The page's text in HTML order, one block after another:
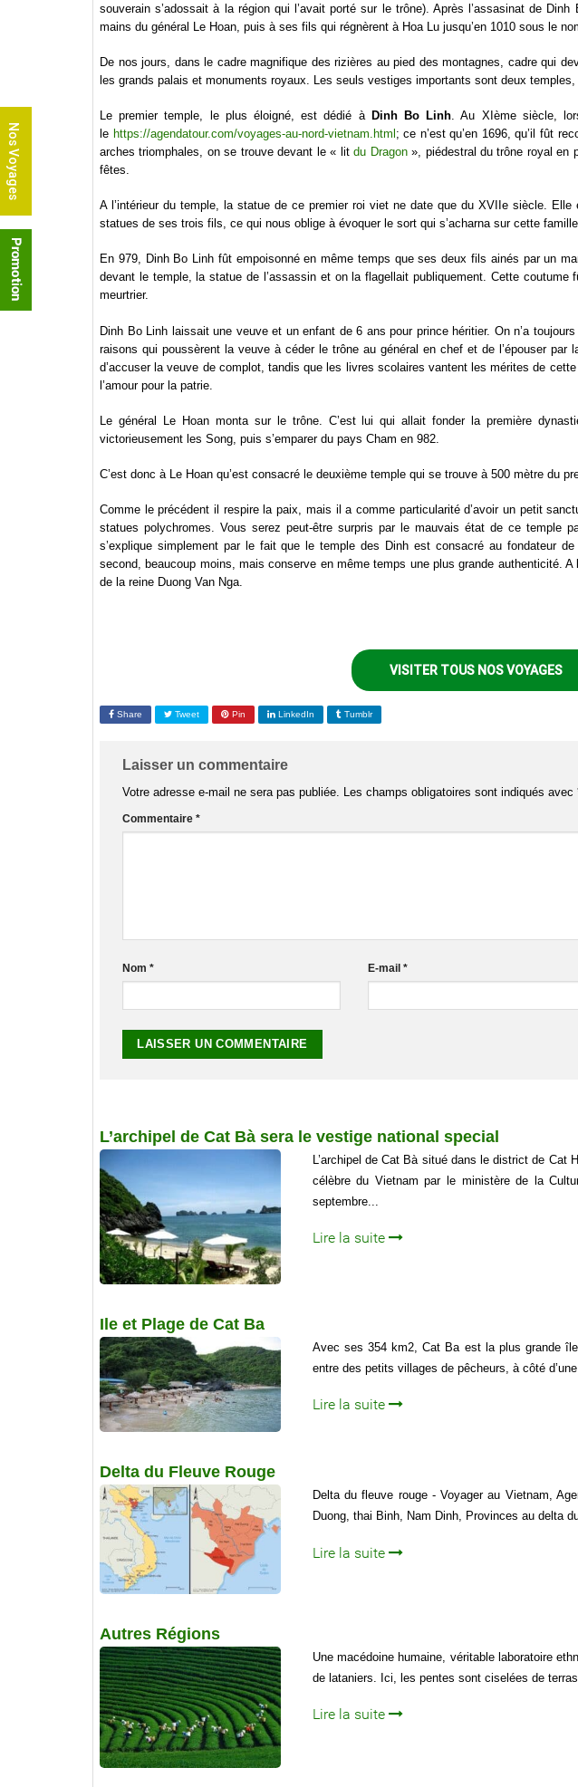
souverain s’adossait à la région qui l’avait porté sur le trône). Après l’assasinat de
mains du général Le Hoan, puis à ses fils qui régnèrent à Hoa Lu jusqu’en 1010 sous le
De nos jours, dans le cadre magnifique des rizières au pied des montagnes, cadre qui
les grands palais et monuments royaux. Les seuls vestiges importants sont deux temples,
Le premier temple, le plus éloigné, est dédié à Dinh Bo Linh . Au XIème siècle,
le https://agendatour.com/voyages-au-nord-vietnam.html ; ce n’est qu’en 1696, qu’il fût
arches triomphales, on se trouve devant le « litdu Dragon», piédestral du trône royal en
fêtes.
A l’intérieur du temple, la statue de ce premier roi viet ne date que du XVIIe siècle.
statues de ses trois fils, ce qui nous oblige à évoquer le sort qui s’acharna sur cette
En 979, Dinh Bo Linh fût empoisonné en même temps que ses deux fils ainés par un
devant le temple, la statue de l’assassin et on la flagellait publiquement. Cette
meurtrier.
Dinh Bo Linh laissait une veuve et un enfant de 6 ans pour prince héritier. On n’a
raisons qui poussèrent la veuve à céder le trône au général en chef et de l’épouser
d’accuser la veuve de complot, tandis que les livres scolaires vantent les mérites de
l’amour pour la patrie.
Le général Le Hoan monta sur le trône. C’est lui qui allait fonder la première
victorieusement les Song, puis s’emparer du pays Cham en 982.
C’est donc à Le Hoan qu’est consacré le deuxième temple qui se trouve à 500 mètre du
Comme le précédent il respire la paix, mais il a comme particularité d’avoir un petit
statues polychromes. Vous serez peut-être surpris par le mauvais état de ce temple
s’explique simplement par le fait que le temple des Dinh est consacré au fondateur
second, beaucoup moins, mais conserve en même temps une plus grande authenticité.
de la reine Duong Van Nga.
VISITER TOUS NOS VOYAGES
Share Tweet Pin LinkedIn Tumblr
Laisser un commentaire
Votre adresse e-mail ne sera pas publiée. Les champs obligatoires sont indiqués avec
Commentaire *
Nom * E-mail *
L’archipel de Cat Bà sera le vestige national special
L’archipel de Cat Bà situé dans le district de Cat
célèbre du Vietnam par le ministère de la
septembre...
Lire la suite
Ile et Plage de Cat Ba
Avec ses 354 km2, Cat Ba est la plus grande
entre des petits villages de pêcheurs, à côté
Lire la suite
Delta du Fleuve Rouge
Delta du fleuve rouge - Voyager au Vietnam,
Duong, thai Binh, Nam Dinh, Provinces au delta
Lire la suite
Autres Régions
Une macédoine humaine, véritable laboratoire
de lataniers. Ici, les pentes sont ciselées de
Lire la suite
Nos Voyages